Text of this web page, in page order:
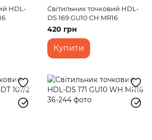
HDL-
Світильник точковий HDL-
DS 169 GU10 CH MR16
420 грн
Купити